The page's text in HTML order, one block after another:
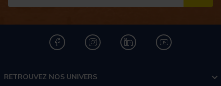
RETROUVEZ NOS UNIVERS